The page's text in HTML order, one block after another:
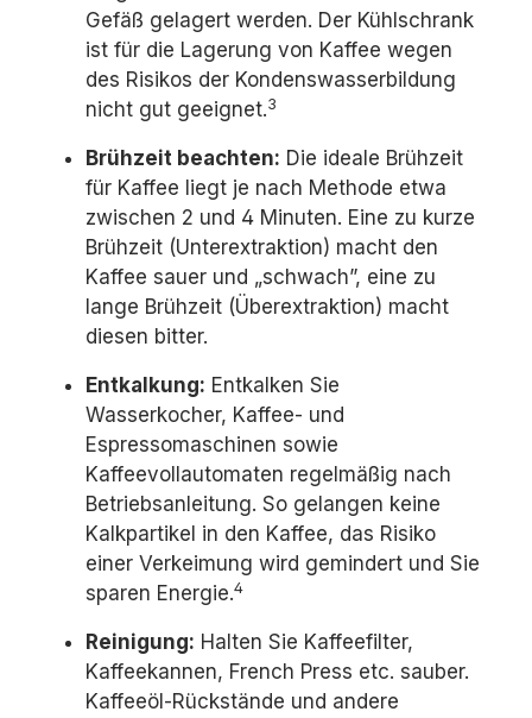
Gefäß gelagert werden. Der Kühlschrank
ist für die Lagerung von Kaffee wegen
des Risikos der Kondenswasserbildung
nicht gut geeignet.3
Brühzeit beachten: Die ideale Brühzeit
für Kaffee liegt je nach Methode etwa
zwischen 2 und 4 Minuten. Eine zu kurze
Brühzeit (Unterextraktion) macht den
Kaffee sauer und „schwach”, eine zu
lange Brühzeit (Überextraktion) macht
diesen bitter.
Entkalkung: Entkalken Sie
Wasserkocher, Kaffee- und
Espressomaschinen sowie
Kaffeevollautomaten regelmäßig nach
Betriebsanleitung. So gelangen keine
Kalkpartikel in den Kaffee, das Risiko
einer Verkeimung wird gemindert und Sie
sparen Energie.4
Reinigung: Halten Sie Kaffeefilter,
Kaffeekannen, French Press etc. sauber.
Kaffeeöl-Rückstände und andere